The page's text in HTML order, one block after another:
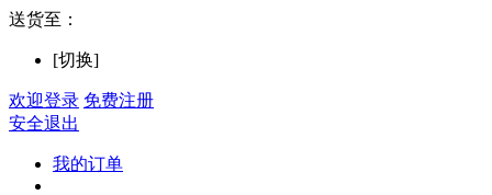
送货至：
[切换]
欢迎登录 免费注册
安全退出
我的订单